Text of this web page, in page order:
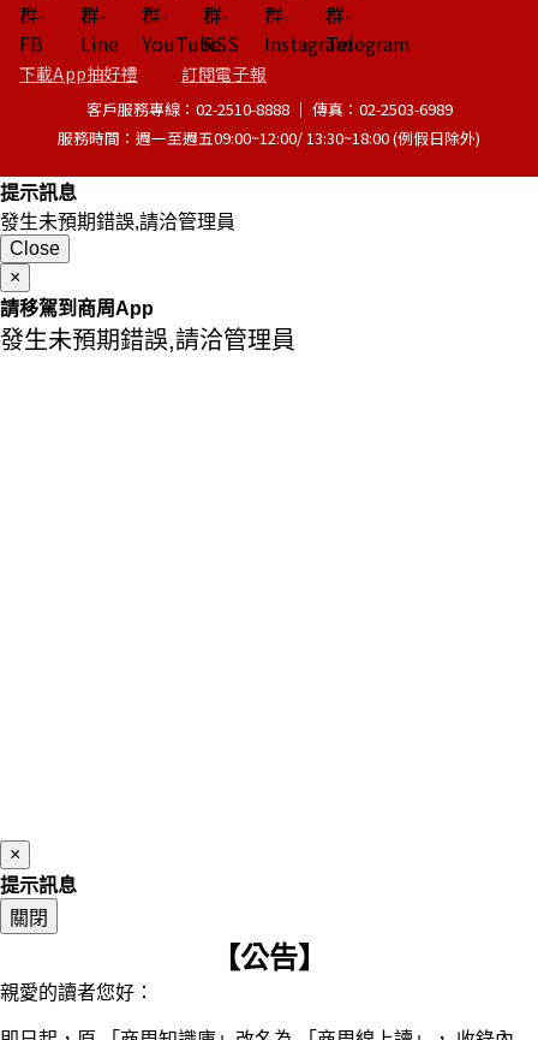
下載App抽好禮 訂閱電子報
客戶服務專線：02-2510-8888 │ 傳真：02-2503-6989
服務時間：週一至週五09:00~12:00/ 13:30~18:00 (例假日除外)
提示訊息
發生未預期錯誤,請洽管理員
Close
×
請移駕到商周App
發生未預期錯誤,請洽管理員
×
提示訊息
關閉
【公告】
親愛的讀者您好：